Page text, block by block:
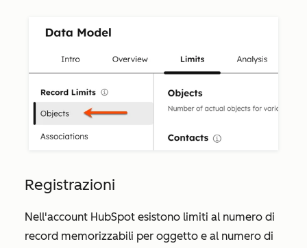
Registrazioni
Nell'account HubSpot esistono limiti al numero di
record memorizzabili per oggetto e al numero di